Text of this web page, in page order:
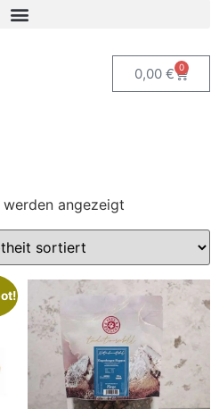
0,00 € 0
angezeigt